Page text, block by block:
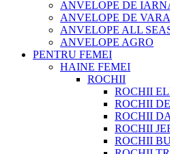
ANVELOPE DE
ANVELOPE DE VARA
ANVELOPE ALL
ANVELOPE AGRO
PENTRU FEMEI
HAINE FEMEI
ROCHII
ROCHII
ROCHII
ROCHII
ROCHII
ROCHII